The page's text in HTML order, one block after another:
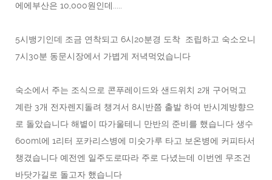
에에부산은 10,000원인데.....
5시뱅기인데 조금 연착되고 6시20분경 도착 조립하고 숙소오니
7시30분 동문시장에서 가볍게 저녁먹었습니다
숙소에서 주는 조식으로 콘푸레이드와 샌드위치 2개 구어먹고
계란 3개 전자렌지돌려 챙겨서 8시반쯤 출발 하여 반시계방향으
로 돌았습니다 해볕이 따가울테니 만반의 준비를 했습니다 생수
600ml에 1리터 포카리스병에 미숫가루 타고 보온병에 커피타서
챙겼습니다 예전엔 일주도로따라 주로 다녔는데 이번엔 무조건
바닷가길로 돌고자 했습니다